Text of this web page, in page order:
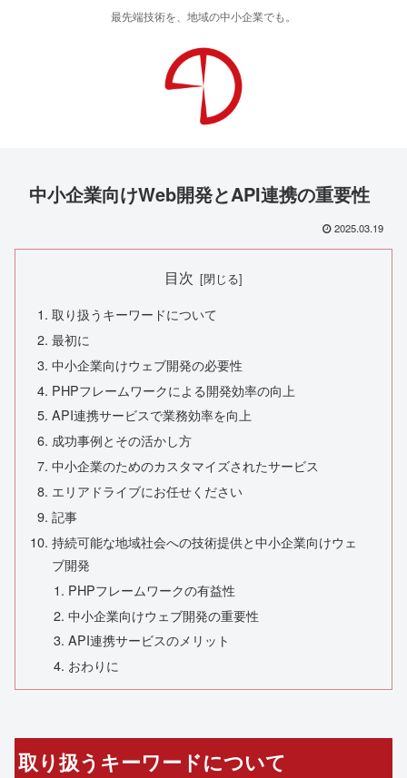
最先端技術を、地域の中小企業でも。
中小企業向けWeb開発とAPI連携の重要性
2025.03.19
目次
取り扱うキーワードについて
最初に
中小企業向けウェブ開発の必要性
PHPフレームワークによる開発効率の向上
API連携サービスで業務効率を向上
成功事例とその活かし方
中小企業のためのカスタマイズされたサービス
エリアドライブにお任せください
記事
持続可能な地域社会への技術提供と中小企業向けウェ
ブ開発
PHPフレームワークの有益性
中小企業向けウェブ開発の重要性
API連携サービスのメリット
おわりに
取り扱うキーワードについて